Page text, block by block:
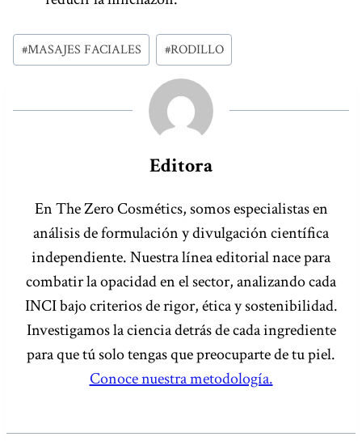
Etiquetas
de
entrada:
#MASAJES FACIALES #RODILLO
Editora
En The Zero Cosmétics, somos especialistas en
análisis de formulación y divulgación científica
independiente. Nuestra línea editorial nace para
combatir la opacidad en el sector, analizando cada
INCI bajo criterios de rigor, ética y sostenibilidad.
Investigamos la ciencia detrás de cada ingrediente
para que tú solo tengas que preocuparte de tu piel.
Conoce nuestra metodología.